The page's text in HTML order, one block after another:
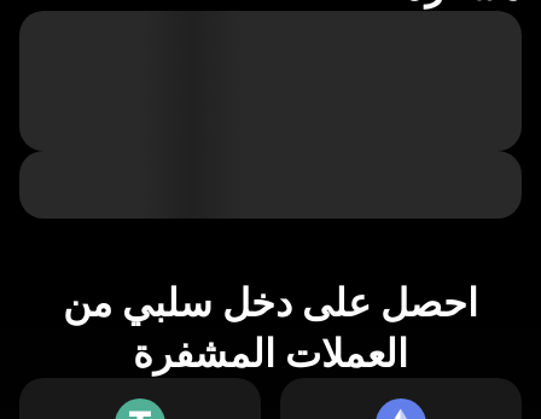
احصل على دخل سلبي من
العملات المشفرة